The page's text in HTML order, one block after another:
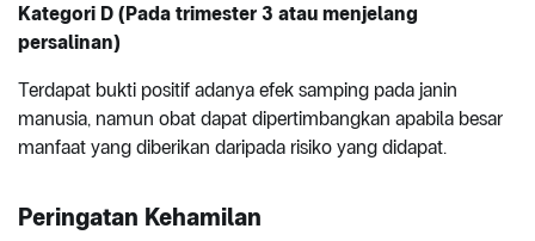
Kategori D (Pada trimester 3 atau menjelang
persalinan)
Terdapat bukti positif adanya efek samping pada janin
manusia, namun obat dapat dipertimbangkan apabila besar
manfaat yang diberikan daripada risiko yang didapat.
Peringatan Kehamilan